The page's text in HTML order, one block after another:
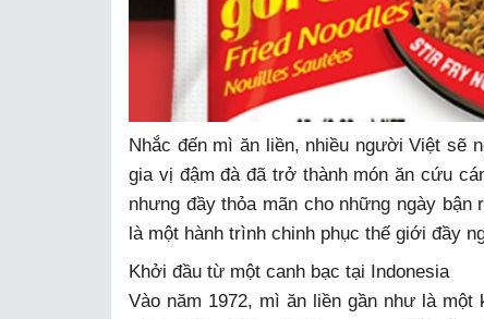
Nhắc đến mì ăn liền, nhiều người Việt sẽ
gia vị đậm đà đã trở thành món ăn cứu
nhưng đầy thỏa mãn cho những ngày
là một hành trình chinh phục thế giới đầy
Khởi đầu từ một canh bạc tại Indonesia
Vào năm 1972, mì ăn liền gần như là